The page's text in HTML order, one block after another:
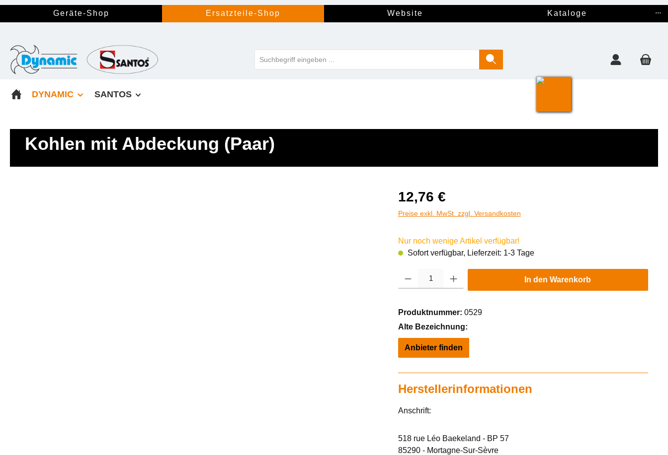
Zur Hauptnavigation springen
Geräte-Shop Ersatzteile-Shop Website Kataloge ...
DYNAMIC SANTOS
Kohlen mit Abdeckung (Paar)
12,76 €
Preise exkl. MwSt. zzgl. Versandkosten
Nur noch wenige Artikel verfügbar!
Sofort verfügbar, Lieferzeit: 1-3 Tage
In den Warenkorb
Produktnummer: 0529
Alte Bezeichnung:
Anbieter finden
Herstellerinformationen
Anschrift:
518 rue Léo Baekeland - BP 57
85290 - Mortagne-Sur-Sèvre